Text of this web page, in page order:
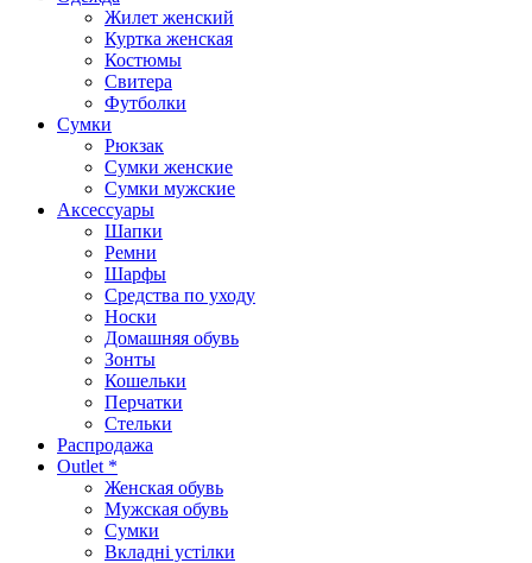
Жилет женский
Куртка женская
Костюмы
Свитера
Футболки
Сумки
Рюкзак
Сумки женские
Сумки мужские
Аксеcсуары
Шапки
Ремни
Шарфы
Средства по уходу
Носки
Домашняя обувь
Зонты
Кошельки
Перчатки
Стельки
Распродажа
Outlet *
Женская обувь
Мужская обувь
Сумки
Вкладні устілки